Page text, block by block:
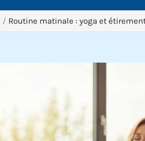
Routine matinale : yoga et